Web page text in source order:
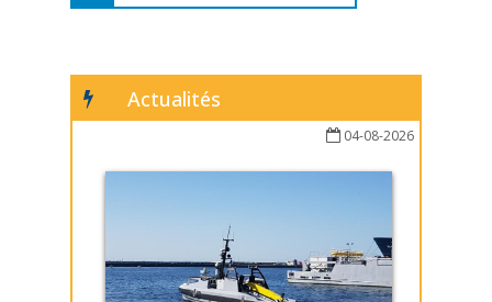
Actualités
04-08-2026